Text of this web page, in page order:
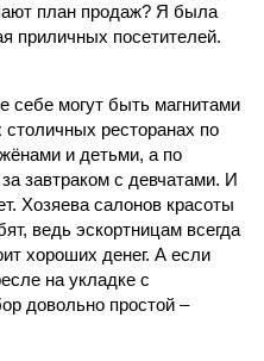
план продаж? Я была
приличных посетителей.
себе могут быть магнитами
столичных ресторанах по
и детьми, а по
завтраком с девчатами. И
Хозяева салонов красоты
ведь эскортницам всегда
хороших денег. А если
на укладке с
довольно простой –